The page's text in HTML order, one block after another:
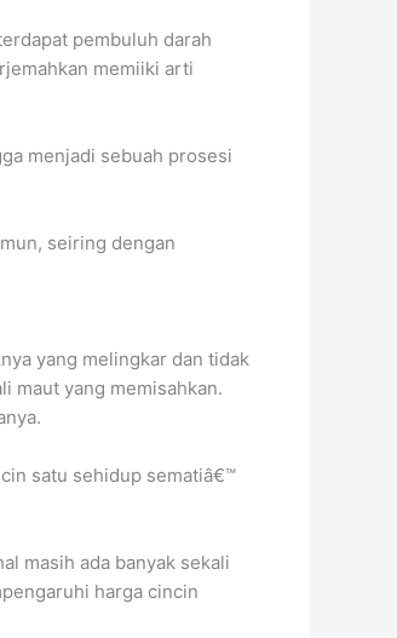
pembuluh darah
memiiki arti
menjadi sebuah prosesi
seiring dengan
yang melingkar dan tidak
maut yang memisahkan.
satu sehidup sematiâ€™
masih ada banyak sekali
harga cincin